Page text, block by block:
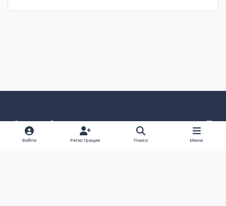
Светлый режим
Темный режим
Как в системе
v
k
Политика конфиденциальности
Войти Регистрация Поиск Меню